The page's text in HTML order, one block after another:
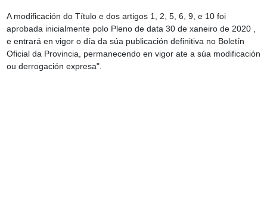
A modificación do Título e dos artigos 1, 2, 5, 6, 9, e 10 foi
aprobada inicialmente polo Pleno de data 30 de xaneiro de 2020 ,
e entrará en vigor o día da súa publicación definitiva no Boletín
Oficial da Provincia, permanecendo en vigor ate a súa modificación
ou derrogación expresa".